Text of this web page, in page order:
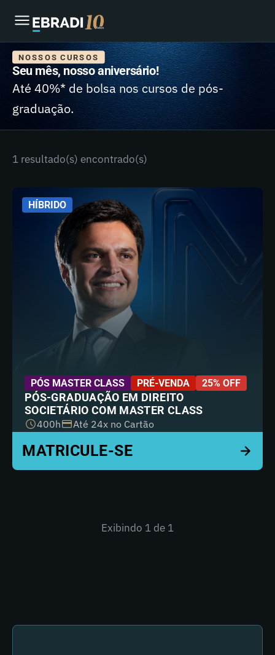
NOSSOS CURSOS
Seu mês, nosso aniversário!
Até 40%* de bolsa nos cursos de pós-
graduação.
1 resultado(s) encontrado(s)
HÍBRIDO
PÓS MASTER CLASS PRÉ-VENDA 25% OFF
PÓS-GRADUAÇÃO EM DIREITO
SOCIETÁRIO COM MASTER CLASS
400h Até 24x no Cartão
Exibindo 1 de 1